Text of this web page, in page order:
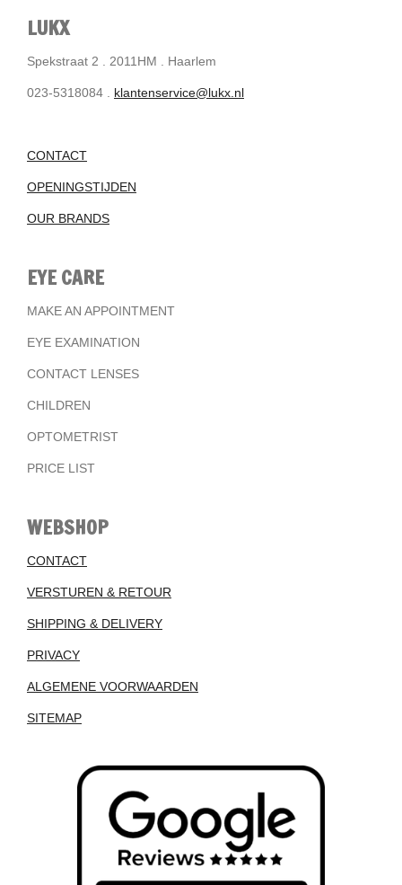
LUKX
Spekstraat 2 . 2011HM . Haarlem
023-5318084 . klantenservice@lukx.nl
CONTACT
OPENINGSTIJDEN
OUR BRANDS
EYE CARE
MAKE AN APPOINTMENT
EYE EXAMINATION
CONTACT LENSES
CHILDREN
OPTOMETRIST
PRICE LIST
WEBSHOP
CONTACT
VERSTUREN & RETOUR
SHIPPING & DELIVERY
PRIVACY
ALGEMENE VOORWAARDEN
SITEMAP